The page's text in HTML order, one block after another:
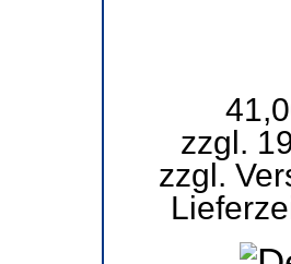
zzgl.
zzgl.